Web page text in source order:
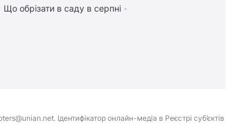
Що обрізати в саду в серпні
Ідентифікатор онлайн-медіа в Реєстрі суб’єктів